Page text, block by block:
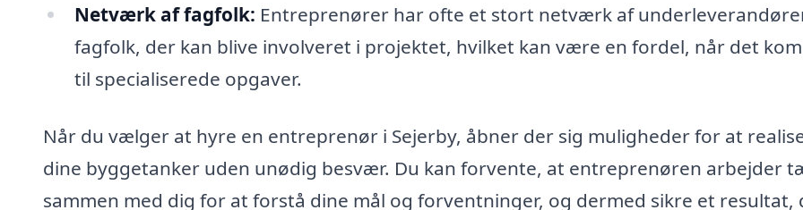
Netværk af fagfolk: Entreprenører har ofte et stort netværk af
fagfolk, der kan blive involveret i projektet, hvilket kan være en fordel, når det
til specialiserede opgaver.
Når du vælger at hyre en entreprenør i Sejerby, åbner der sig muligheder for at
dine byggetanker uden unødig besvær. Du kan forvente, at entreprenøren arbejder
sammen med dig for at forstå dine mål og forventninger, og dermed sikre et resultat,